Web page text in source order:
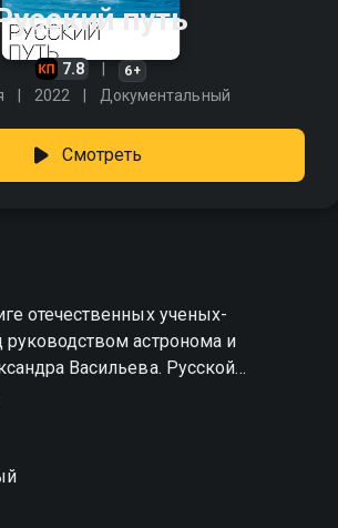
путь
7.8 6+
2022 Документальный
Смотреть
отечественных ученых-
руководством астронома и
Васильева. Русской
XIX века удалось провести
точную форму планеты. Цена
на
полярную ночь, снежные